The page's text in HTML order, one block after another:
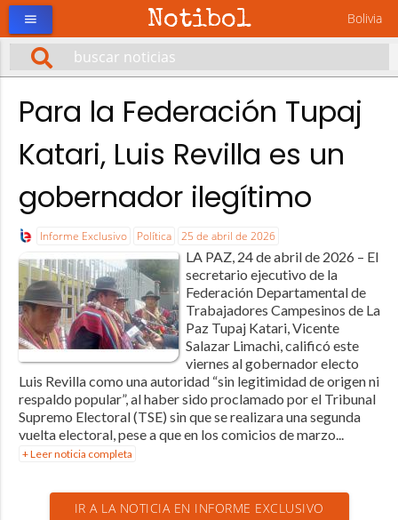
Notibol Bolivia
menu
Para la Federación Tupaj
Katari, Luis Revilla es un
gobernador ilegítimo
Informe Exclusivo Política 25 de abril de 2026
LA PAZ, 24 de abril de 2026 – El
secretario ejecutivo de la
Federación Departamental de
Trabajadores Campesinos de La
Paz Tupaj Katari, Vicente
Salazar Limachi, calificó este
viernes al gobernador electo
Luis Revilla como una autoridad “sin legitimidad de origen ni
respaldo popular”, al haber sido proclamado por el Tribunal
Supremo Electoral (TSE) sin que se realizara una segunda
vuelta electoral, pese a que en los comicios de marzo...
+ Leer noticia completa
IR A LA NOTICIA EN INFORME EXCLUSIVO